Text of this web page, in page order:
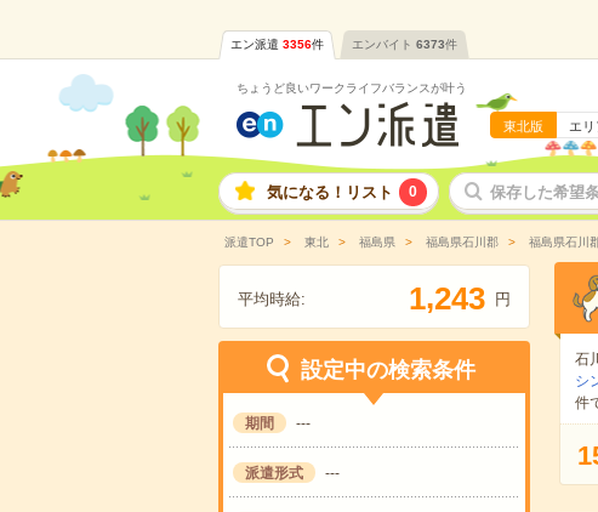
エン派遣 3356件 エンバイト 6373件
ちょうど良いワークライフバランスが叶う
東北版 エ
気になる！リスト 0 保存した希望
派遣TOP 東北 福島県 福島県石川郡 福島県石川
平均時給: 1,243 円
設定中の検索条件
期間 ---
派遣形式 ---
石
シ
件